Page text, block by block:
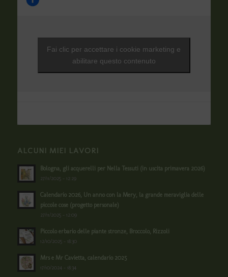
Fai clic per accettare i cookie marketing e
abilitare questo contenuto
ALCUNI MIEI LAVORI
Bologna, gli acquerelli per Nella Tessuti (in uscita primavera 2026)
27/11/2025 - 12:29
Calendario 2026, Un anno con la Mery, la grande meraviglia delle
piccole cose (progetto personale)
27/11/2025 - 12:09
Piccolo erbario delle piante stronze, Broccolo, Rizzoli
12/10/2025 - 18:30
Mrs e Mr Cavietta, calendario 2025
17/10/2024 - 18:34